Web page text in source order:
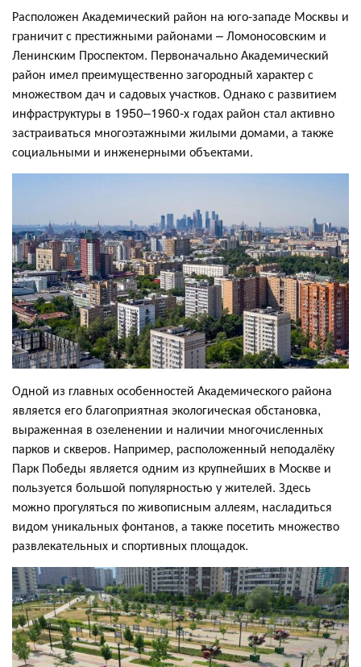
Расположен Академический район на юго-западе Москвы и
граничит с престижными районами – Ломоносовским и
Ленинским Проспектом. Первоначально Академический
район имел преимущественно загородный характер с
множеством дач и садовых участков. Однако с развитием
инфраструктуры в 1950–1960-х годах район стал активно
застраиваться многоэтажными жилыми домами, а также
социальными и инженерными объектами.
Одной из главных особенностей Академического района
является его благоприятная экологическая обстановка,
выраженная в озеленении и наличии многочисленных
парков и скверов. Например, расположенный неподалёку
Парк Победы является одним из крупнейших в Москве и
пользуется большой популярностью у жителей. Здесь
можно прогуляться по живописным аллеям, насладиться
видом уникальных фонтанов, а также посетить множество
развлекательных и спортивных площадок.